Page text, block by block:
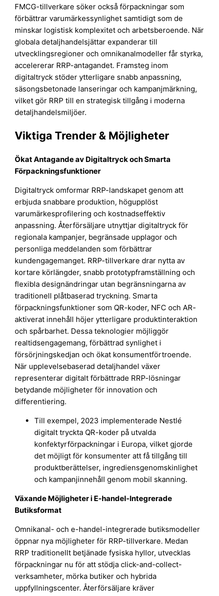
FMCG-tillverkare söker också förpackningar som
förbättrar varumärkessynlighet samtidigt som de
minskar logistisk komplexitet och arbetsberoende. När
globala detaljhandelsjättar expanderar till
utvecklingsregioner och omnikanalmodeller får styrka,
accelererar RRP-antagandet. Framsteg inom
digitaltryck stöder ytterligare snabb anpassning,
säsongsbetonade lanseringar och kampanjmärkning,
vilket gör RRP till en strategisk tillgång i moderna
detaljhandelsmiljöer.
Viktiga Trender & Möjligheter
Ökat Antagande av Digitaltryck och Smarta
Förpackningsfunktioner
Digitaltryck omformar RRP-landskapet genom att
erbjuda snabbare produktion, högupplöst
varumärkesprofilering och kostnadseffektiv
anpassning. Återförsäljare utnyttjar digitaltryck för
regionala kampanjer, begränsade upplagor och
personliga meddelanden som förbättrar
kundengagemanget. RRP-tillverkare drar nytta av
kortare körlängder, snabb prototypframställning och
flexibla designändringar utan begränsningarna av
traditionell plåtbaserad tryckning. Smarta
förpackningsfunktioner som QR-koder, NFC och AR-
aktiverat innehåll höjer ytterligare produktinteraktion
och spårbarhet. Dessa teknologier möjliggör
realtidsengagemang, förbättrad synlighet i
försörjningskedjan och ökat konsumentförtroende.
När upplevelsebaserad detaljhandel växer
representerar digitalt förbättrade RRP-lösningar
betydande möjligheter för innovation och
differentiering.
Till exempel, 2023 implementerade Nestlé
digitalt tryckta QR-koder på utvalda
konfektyrförpackningar i Europa, vilket gjorde
det möjligt för konsumenter att få tillgång till
produktberättelser, ingrediensgenomskinlighet
och kampanjinnehåll genom mobil skanning.
Växande Möjligheter i E-handel-Integrerade
Butiksformat
Omnikanal- och e-handel-integrerade butiksmodeller
öppnar nya möjligheter för RRP-tillverkare. Medan
RRP traditionellt betjänade fysiska hyllor, utvecklas
förpackningar nu för att stödja click-and-collect-
verksamheter, mörka butiker och hybrida
uppfyllningscenter. Återförsäljare kräver